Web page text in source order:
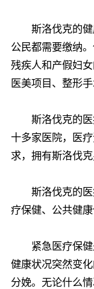
斯洛伐克的健
公民都需要缴纳
残疾人和产假妇
医美项目、整形
斯洛伐克的医
十多家医院，医
求，拥有斯洛伐
斯洛伐克的医
疗保健、公共健
紧急医疗保健
健康状况突然变
分娩。无论什么